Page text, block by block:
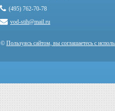
(495) 762-70-78
vod-stih@mail.ru
© Пользуясь сайтом, вы соглашаетесь с